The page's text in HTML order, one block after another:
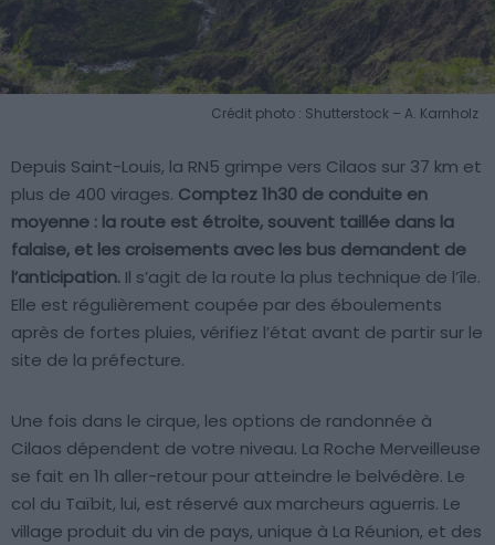
Crédit photo : Shutterstock – A. Karnholz
Depuis Saint-Louis, la RN5 grimpe vers Cilaos sur 37 km et
plus de 400 virages. Comptez 1h30 de conduite en
moyenne : la route est étroite, souvent taillée dans la
falaise, et les croisements avec les bus demandent de
l’anticipation. Il s’agit de la route la plus technique de l’île.
Elle est régulièrement coupée par des éboulements
après de fortes pluies, vérifiez l’état avant de partir sur le
site de la préfecture.
Une fois dans le cirque, les options de randonnée à
Cilaos dépendent de votre niveau. La Roche Merveilleuse
se fait en 1h aller-retour pour atteindre le belvédère. Le
col du Taïbit, lui, est réservé aux marcheurs aguerris. Le
village produit du vin de pays, unique à La Réunion, et des